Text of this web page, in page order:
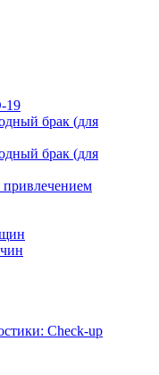
19
брак (для
брак (для
привлечением
Check-up